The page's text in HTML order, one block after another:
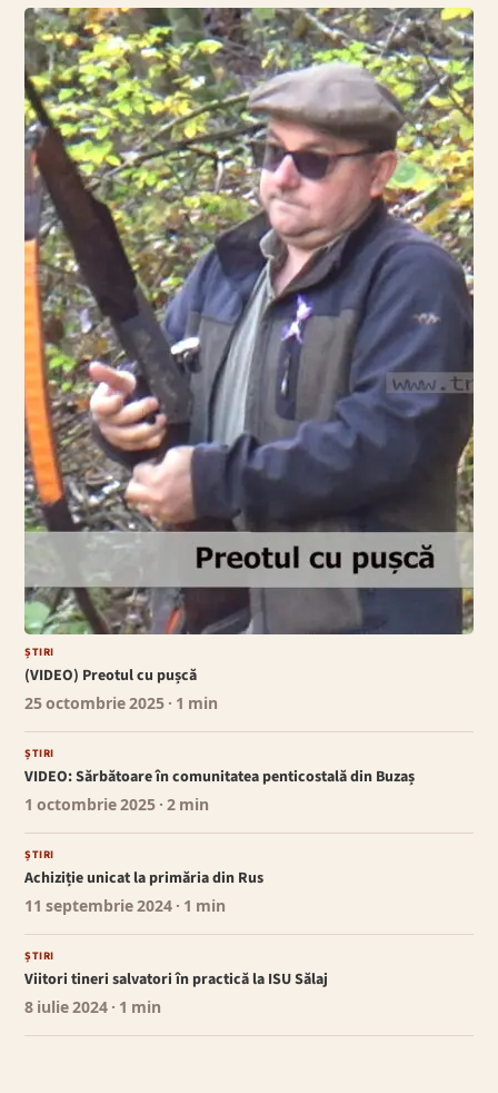
ȘTIRI
(VIDEO) Preotul cu pușcă
25 octombrie 2025 · 1 min
ȘTIRI
VIDEO: Sărbătoare în comunitatea penticostală din Buzaș
1 octombrie 2025 · 2 min
ȘTIRI
Achiziție unicat la primăria din Rus
11 septembrie 2024 · 1 min
ȘTIRI
Viitori tineri salvatori în practică la ISU Sălaj
8 iulie 2024 · 1 min